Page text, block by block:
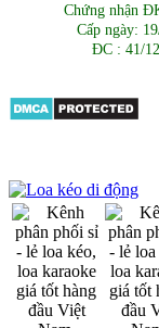
Chứng nhận
Cấp ngày:
ĐC : 41/